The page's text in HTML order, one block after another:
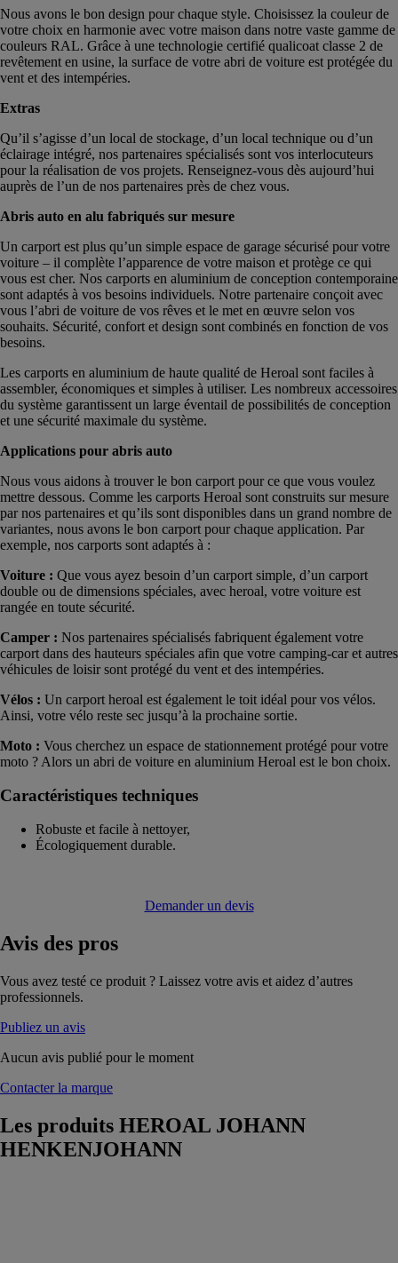
Nous avons le bon design pour chaque style. Choisissez la couleur de
votre choix en harmonie avec votre maison dans notre vaste gamme de
couleurs RAL. Grâce à une technologie certifié qualicoat classe 2 de
revêtement en usine, la surface de votre abri de voiture est protégée du
vent et des intempéries.
Extras
Qu’il s’agisse d’un local de stockage, d’un local technique ou d’un
éclairage intégré, nos partenaires spécialisés sont vos interlocuteurs
pour la réalisation de vos projets. Renseignez-vous dès aujourd’hui
auprès de l’un de nos partenaires près de chez vous.
Abris auto en alu fabriqués sur mesure
Un carport est plus qu’un simple espace de garage sécurisé pour votre
voiture – il complète l’apparence de votre maison et protège ce qui
vous est cher. Nos carports en aluminium de conception contemporaine
sont adaptés à vos besoins individuels. Notre partenaire conçoit avec
vous l’abri de voiture de vos rêves et le met en œuvre selon vos
souhaits. Sécurité, confort et design sont combinés en fonction de vos
besoins.
Les carports en aluminium de haute qualité de Heroal sont faciles à
assembler, économiques et simples à utiliser. Les nombreux accessoires
du système garantissent un large éventail de possibilités de conception
et une sécurité maximale du système.
Applications pour abris auto
Nous vous aidons à trouver le bon carport pour ce que vous voulez
mettre dessous. Comme les carports Heroal sont construits sur mesure
par nos partenaires et qu’ils sont disponibles dans un grand nombre de
variantes, nous avons le bon carport pour chaque application. Par
exemple, nos carports sont adaptés à :
Voiture : Que vous ayez besoin d’un carport simple, d’un carport
double ou de dimensions spéciales, avec heroal, votre voiture est
rangée en toute sécurité.
Camper : Nos partenaires spécialisés fabriquent également votre
carport dans des hauteurs spéciales afin que votre camping-car et autres
véhicules de loisir sont protégé du vent et des intempéries.
Vélos : Un carport heroal est également le toit idéal pour vos vélos.
Ainsi, votre vélo reste sec jusqu’à la prochaine sortie.
Moto : Vous cherchez un espace de stationnement protégé pour votre
moto ? Alors un abri de voiture en aluminium Heroal est le bon choix.
Caractéristiques techniques
Robuste et facile à nettoyer,
Écologiquement durable.
Demander un devis
Avis des pros
Vous avez testé ce produit ? Laissez votre avis et aidez d’autres
professionnels.
Publiez un avis
Aucun avis publié pour le moment
Contacter la marque
Les produits HEROAL JOHANN
HENKENJOHANN